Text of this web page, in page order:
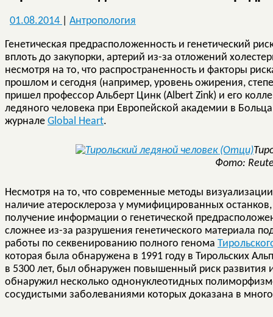
01.08.2014 Антропология
Генетическая предрасположенность и генетический
вплоть до закупорки, артерий из-за отложений
несмотря на то, что распространенность и факторы
прошлом и сегодня (например, уровень ожирения,
пришел профессор Альберт Цинк (Albert Zink) и его
ледяного человека при Европейской академии в
журнале Global Heart.
Фото:
Несмотря на то, что современные методы
наличие атеросклероза у мумифицированных
получение информации о генетической
сложнее из-за разрушения генетического материала
работы по секвенированию полного генома
которая была обнаружена в 1991 году в Тирольских
в 5300 лет, был обнаружен повышенный риск
обнаружил несколько однонуклеотидных
сосудистыми заболеваниями которых доказана в